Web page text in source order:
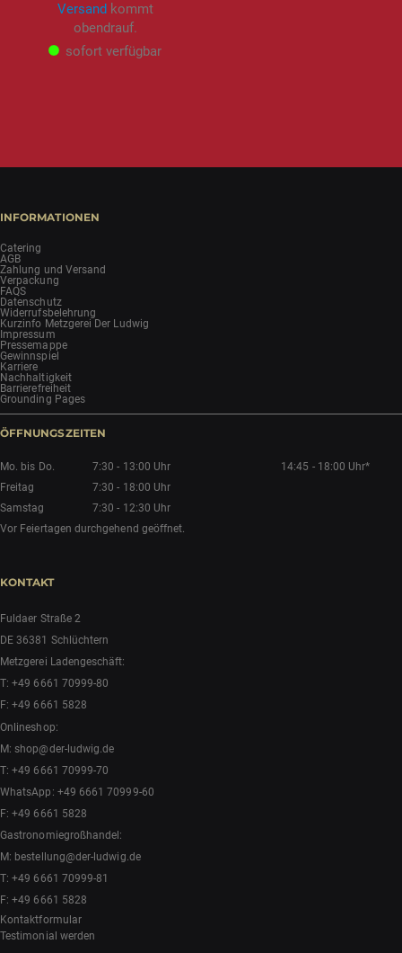
Versand kommt
obendrauf.
sofort verfügbar
INFORMATIONEN
Catering
AGB
Zahlung und Versand
Verpackung
FAQS
Datenschutz
Widerrufsbelehrung
Kurzinfo Metzgerei Der Ludwig
Impressum
Pressemappe
Gewinnspiel
Karriere
Nachhaltigkeit
Barrierefreiheit
Grounding Pages
ÖFFNUNGSZEITEN
Mo. bis Do. 7:30 - 13:00 Uhr
14:45 - 18:00 Uhr*
Freitag
7:30 - 18:00 Uhr
Samstag
7:30 - 12:30 Uhr
Vor Feiertagen durchgehend geöffnet.
KONTAKT
Fuldaer Straße 2
DE 36381 Schlüchtern
Metzgerei Ladengeschäft:
T:+49 6661 70999-80
F: +49 6661 5828
Onlineshop:
M:shop@der-ludwig.de
T:+49 6661 70999-70
WhatsApp: +49 6661 70999-60
F: +49 6661 5828
Gastronomiegroßhandel:
M: bestellung@der-ludwig.de
T:+49 6661 70999-81
F: +49 6661 5828
Kontaktformular
Testimonial werden